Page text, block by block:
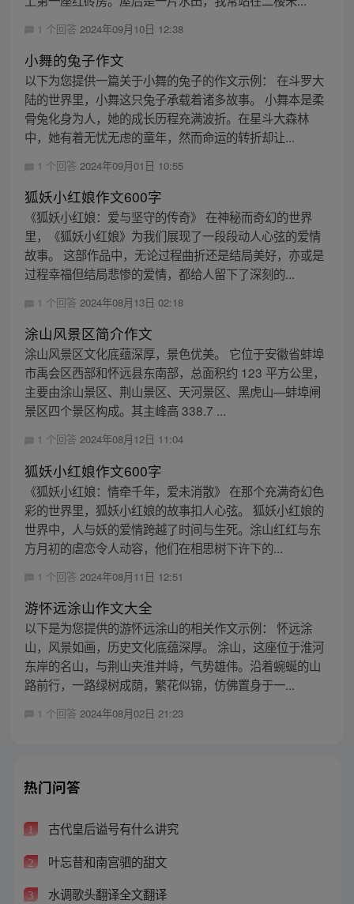
1 个回答 2024年09月10日 12:38
小舞的兔子作文
以下为您提供一篇关于小舞的兔子的作文示例： 在斗罗大
陆的世界里，小舞这只兔子承载着诸多故事。 小舞本是柔
骨兔化身为人，她的成长历程充满波折。在星斗大森林
中，她有着无忧无虑的童年，然而命运的转折却让...
1 个回答 2024年09月01日 10:55
狐妖小红娘作文600字
《狐妖小红娘：爱与坚守的传奇》 在神秘而奇幻的世界
里，《狐妖小红娘》为我们展现了一段段动人心弦的爱情
故事。 这部作品中，无论过程曲折还是结局美好，亦或是
过程幸福但结局悲惨的爱情，都给人留下了深刻的...
1 个回答 2024年08月13日 02:18
涂山风景区简介作文
涂山风景区文化底蕴深厚，景色优美。 它位于安徽省蚌埠
市禹会区西部和怀远县东南部，总面积约 123 平方公里，
主要由涂山景区、荆山景区、天河景区、黑虎山—蚌埠闸
景区四个景区构成。其主峰高 338.7 ...
1 个回答 2024年08月12日 11:04
狐妖小红娘作文600字
《狐妖小红娘：情牵千年，爱未消散》 在那个充满奇幻色
彩的世界里，狐妖小红娘的故事扣人心弦。 狐妖小红娘的
世界中，人与妖的爱情跨越了时间与生死。涂山红红与东
方月初的虐恋令人动容，他们在相思树下许下的...
1 个回答 2024年08月11日 12:51
游怀远涂山作文大全
以下是为您提供的游怀远涂山的相关作文示例： 怀远涂
山，风景如画，历史文化底蕴深厚。 涂山，这座位于淮河
东岸的名山，与荆山夹淮并峙，气势雄伟。沿着蜿蜒的山
路前行，一路绿树成荫，繁花似锦，仿佛置身于一...
1 个回答 2024年08月02日 21:23
热门问答
1 古代皇后谥号有什么讲究
2 叶忘昔和南宫驷的甜文
3 水调歌头翻译全文翻译